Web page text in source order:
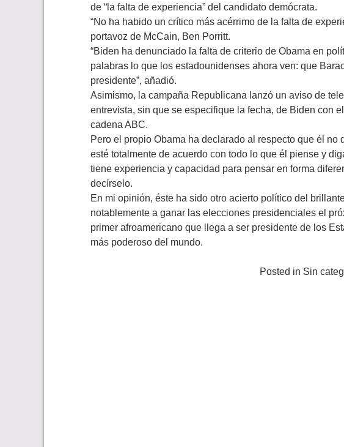
de “la falta de experiencia” del candidato demócrata.
“No ha habido un crítico más acérrimo de la falta de
portavoz de McCain, Ben Porritt.
“Biden ha denunciado la falta de criterio de Obama en
palabras lo que los estadounidenses ahora ven: que
presidente”, añadió.
Asimismo, la campaña Republicana lanzó un aviso de
entrevista, sin que se especifique la fecha, de Biden con
cadena ABC.
Pero el propio Obama ha declarado al respecto que él
esté totalmente de acuerdo con todo lo que él piense y
tiene experiencia y capacidad para pensar en forma
decírselo.
En mi opinión, éste ha sido otro acierto político del
notablemente a ganar las elecciones presidenciales el
primer afroamericano que llega a ser presidente de los
más poderoso del mundo.
Posted in Sin